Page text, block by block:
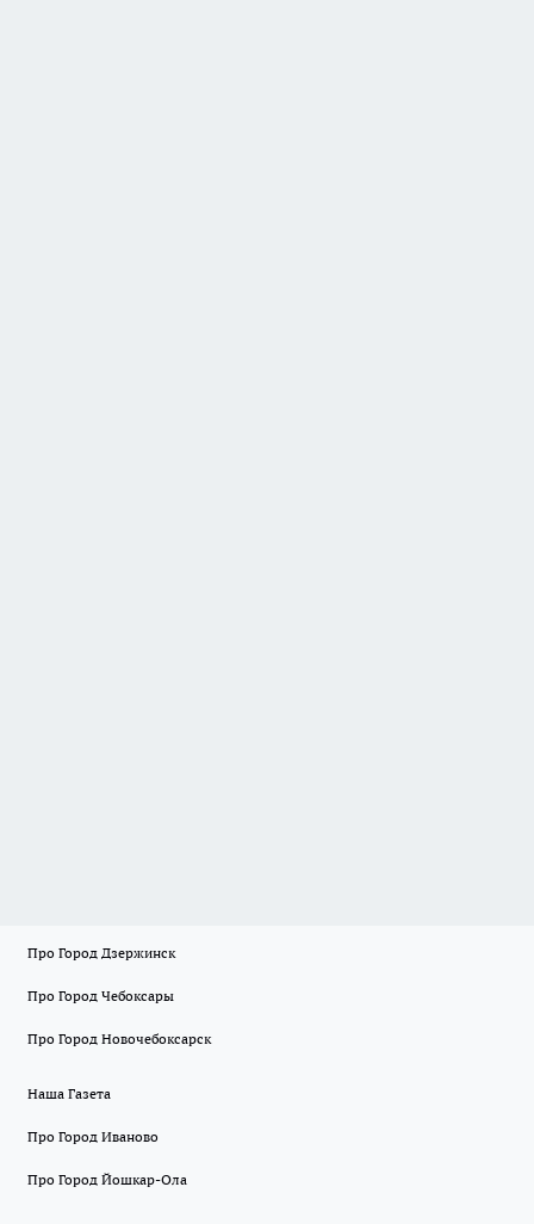
Про Город Дзержинск
Про Город Чебоксары
Про Город Новочебоксарск
Наша Газета
Про Город Иваново
Про Город Йошкар-Ола